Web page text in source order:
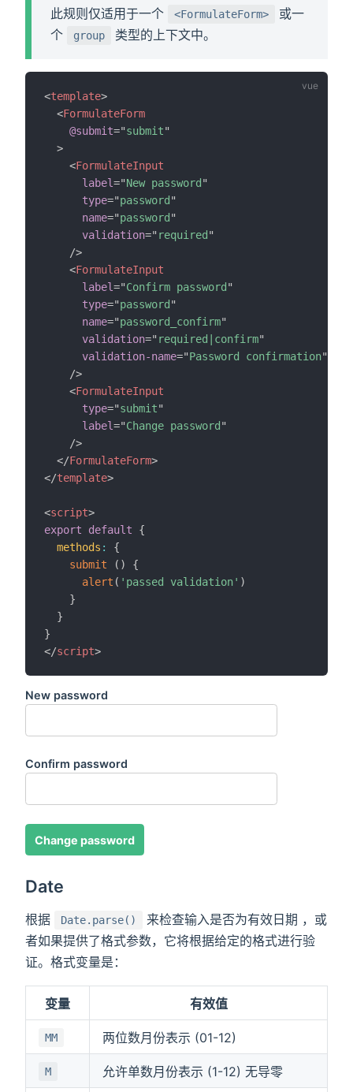
此规则仅适用于一个
<FormulateForm>
或一
个
group 类型的上下文中。
<template>
<FormulateForm
@submit="submit"
>
<FormulateInput
label="New password "
type="password "
name="password "
validation=" required "
/>
<FormulateInput
label="Confirm password "
type="password "
name="password_confirm"
validation=" required|confirm"
validation-name="Password confirmation"
/>
<FormulateInput
type="submit"
label="Change password "
/>
</FormulateForm>
</template>
<script>
export
default
{
methods :
{
submit
( )
{
alert ( 'passed validation' )
}
}
}
</script>
New password
Confirm password
Change password
Date
根据 Date.parse()
来检查输入是否为有效日期 ，或
者如果提供了格式参数，它将根据给定的格式进行验
证。格式变量是：
变量 有效值
MM 两位数月份表示 (01-12)
M 允许单数月份表示 (1-12) 无导零